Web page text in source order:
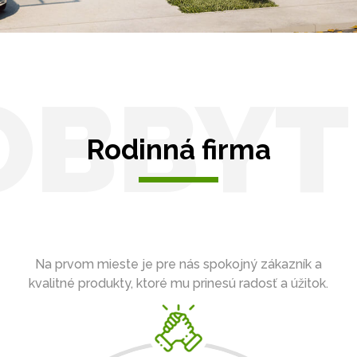
Rodinná firma
Na prvom mieste je pre nás spokojný zákazník a
kvalitné produkty, ktoré mu prinesú radosť a úžitok.